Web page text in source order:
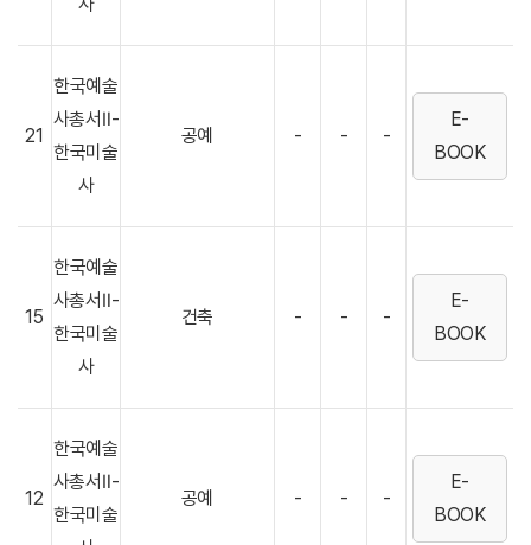
21
한국예술
사총서Ⅱ-
한국미술
사
공예 - - -
E-
BOOK
15
한국예술
사총서Ⅱ-
한국미술
사
건축 - - -
E-
BOOK
12
한국예술
사총서Ⅱ-
한국미술
공예 - - -
E-
BOOK